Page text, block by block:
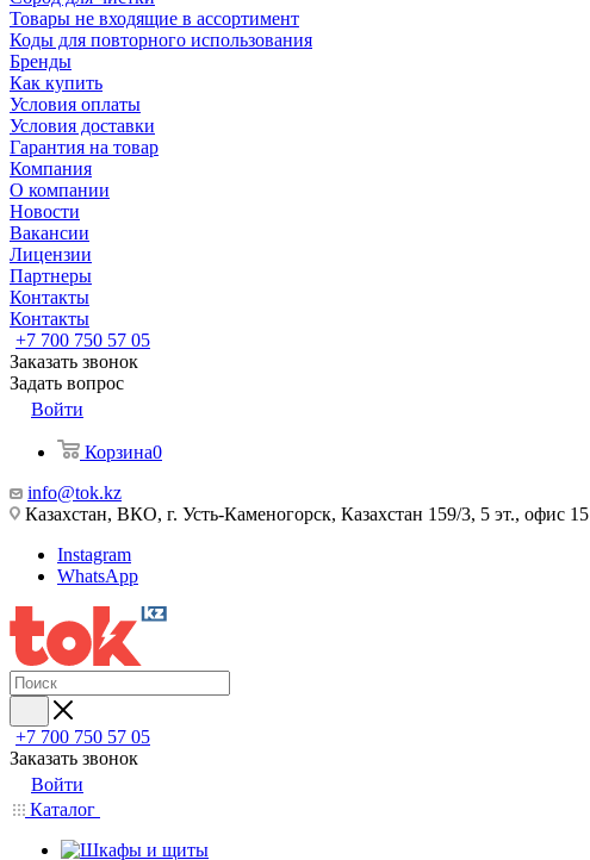
Товары не входящие в ассортимент
Коды для повторного использования
Бренды
Как купить
Условия оплаты
Условия доставки
Гарантия на товар
Компания
О компании
Новости
Вакансии
Лицензии
Партнеры
Контакты
Контакты
+7 700 750 57 05
Заказать звонок
Задать вопрос
Войти
Корзина0
info@tok.kz
Казахстан, ВКО, г. Усть-Каменогорск, Казахстан 159/3, 5 эт., офис 15
Instagram
WhatsApp
+7 700 750 57 05
Заказать звонок
Войти
Каталог